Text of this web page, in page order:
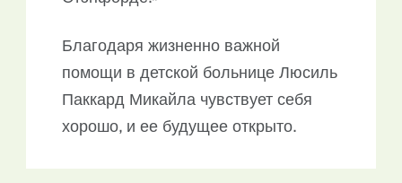
Благодаря жизненно важной
помощи в детской больнице Люсиль
Паккард Микайла чувствует себя
хорошо, и ее будущее открыто.